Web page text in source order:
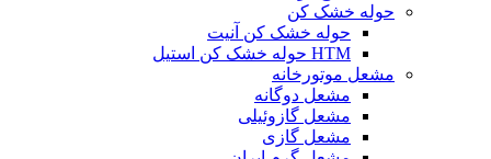
حوله خشک کن
حوله خشک کن آنیت
HTM حوله خشک کن استیل
مشعل موتورخانه
مشعل دوگانه
مشعل گازوئیلی
مشعل گازی